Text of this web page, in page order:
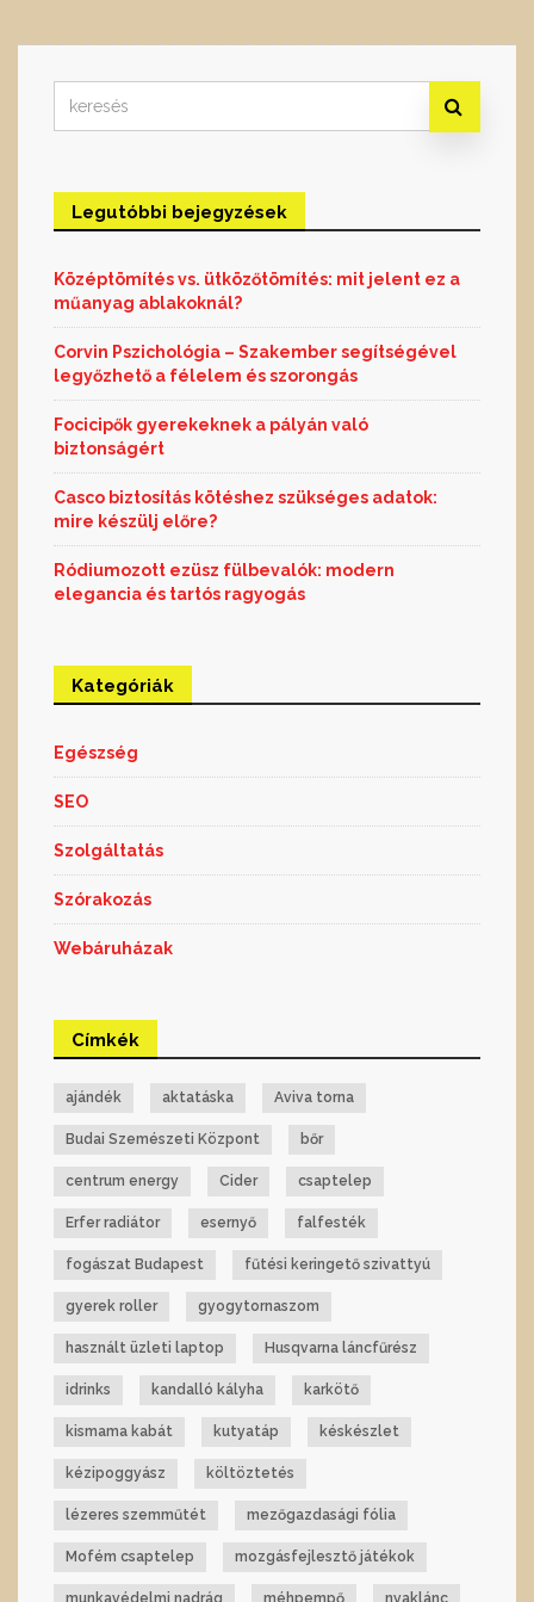
for:
Legutóbbi bejegyzések
Középtömítés vs. ütközőtömítés: mit jelent ez a
műanyag ablakoknál?
Corvin Pszichológia – Szakember segítségével
legyőzhető a félelem és szorongás
Focicipők gyerekeknek a pályán való
biztonságért
Casco biztosítás kötéshez szükséges adatok:
mire készülj előre?
Ródiumozott ezüsz fülbevalók: modern
elegancia és tartós ragyogás
Kategóriák
Egészség
SEO
Szolgáltatás
Szórakozás
Webáruházak
Címkék
ajándék aktatáska Aviva torna
Budai Szemészeti Központ bőr
centrum energy Cider csaptelep
Erfer radiátor esernyő falfesték
fogászat Budapest fűtési keringető szivattyú
gyerek roller gyogytornaszom
használt üzleti laptop Husqvarna láncfűrész
idrinks kandalló kályha karkötő
kismama kabát kutyatáp késkészlet
kézipoggyász költöztetés
lézeres szemműtét mezőgazdasági fólia
Mofém csaptelep mozgásfejlesztő játékok
munkavédelmi nadrág méhpempő nyaklánc